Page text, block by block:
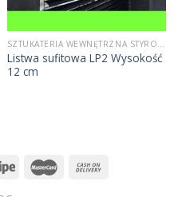
SZTUKATERIA WEWNĘTRZNA STYROPIANOWA
Listwa sufitowa LP2 Wysokość
12 cm